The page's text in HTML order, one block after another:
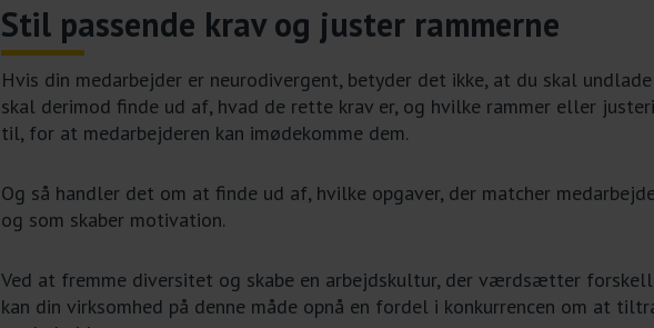
Stil passende krav og juster rammerne
Hvis din medarbejder er neurodivergent, betyder det ikke, at du skal
skal derimod finde ud af, hvad de rette krav er, og hvilke rammer eller
til, for at medarbejderen kan imødekomme dem.
Og så handler det om at finde ud af, hvilke opgaver, der matcher
og som skaber motivation.
Ved at fremme diversitet og skabe en arbejdskultur, der værdsætter
kan din virksomhed på denne måde opnå en fordel i konkurrencen om at